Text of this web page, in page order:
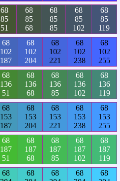
68
85
51
68
85
68
68
85
85
68
85
102
68
85
119
68
102
187
68
102
204
68
102
221
68
102
238
68
102
255
68
136
51
68
136
68
68
136
85
68
136
102
68
136
119
68
153
187
68
153
204
68
153
221
68
153
238
68
153
255
68
187
51
68
187
68
68
187
85
68
187
102
68
187
119
68
68
68
68
68